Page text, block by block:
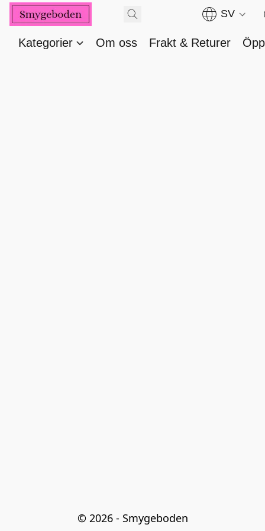
SV
Kategorier Om oss Frakt & Returer
© 2026 - Smygeboden